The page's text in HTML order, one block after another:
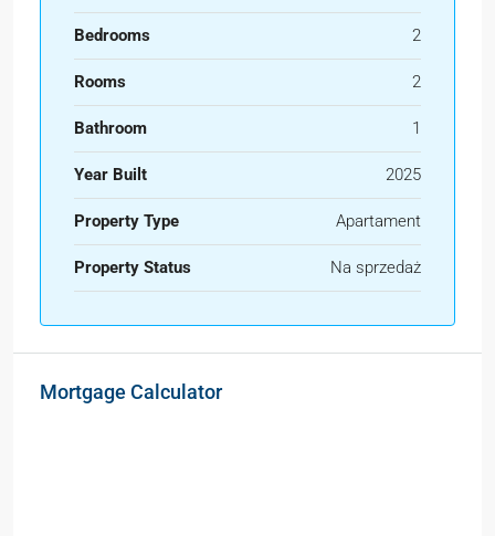
Bedrooms 2
Rooms 2
Bathroom 1
Year Built 2025
Property Type Apartament
Property Status Na sprzedaż
Mortgage Calculator